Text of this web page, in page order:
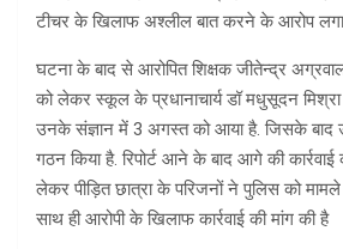
टीचर के खिलाफ अश्लील बात करने के आरोप
घटना के बाद से आरोपित शिक्षक जीतेन्द्र
को लेकर स्कूल के प्रधानाचार्य डॉ मधुसूदन
उनके संज्ञान में 3 अगस्त को आया है. जिसके बाद
गठन किया है. रिपोर्ट आने के बाद आगे की कार्रवाई
लेकर पीड़ित छात्रा के परिजनों ने पुलिस को
साथ ही आरोपी के खिलाफ कार्रवाई की मांग की है